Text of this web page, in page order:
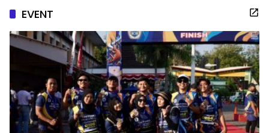
EVENT